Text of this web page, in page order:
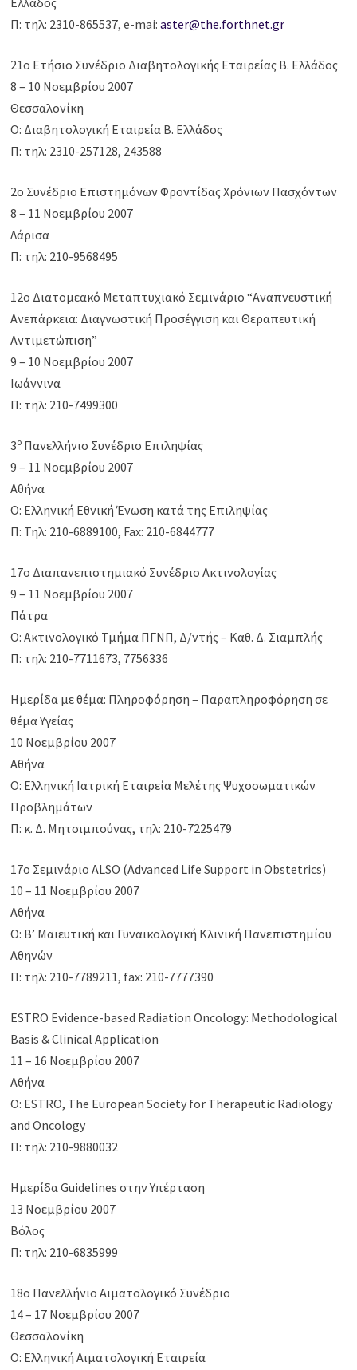
Π: τηλ: 2310-865537, e-mai:aster@the.forthnet.gr
21ο Ετήσιο Συνέδριο Διαβητολογικής Εταιρείας Β. Ελλάδος
8 – 10 Νοεμβρίου 2007
Θεσσαλονίκη
Ο: Διαβητολογική Εταιρεία Β. Ελλάδος
Π: τηλ: 2310-257128, 243588
2ο Συνέδριο Επιστημόνων Φροντίδας Χρόνιων Πασχόντων
8 – 11 Νοεμβρίου 2007
Λάρισα
Π: τηλ: 210-9568495
12ο Διατομεακό Μεταπτυχιακό Σεμινάριο “Αναπνευστική
Ανεπάρκεια: Διαγνωστική Προσέγγιση και Θεραπευτική
Αντιμετώπιση”
9 – 10 Νοεμβρίου 2007
Ιωάννινα
Π: τηλ: 210-7499300
3ο Πανελλήνιο Συνέδριο Επιληψίας
9 – 11 Νοεμβρίου 2007
Αθήνα
Ο: Ελληνική Εθνική Ένωση κατά της Επιληψίας
Π: Τηλ: 210-6889100, Fax: 210-6844777
17o Διαπανεπιστημιακό Συνέδριο Ακτινολογίας
9 – 11 Νοεμβρίου 2007
Πάτρα
Ο: Ακτινολογικό Τμήμα ΠΓΝΠ, Δ/ντής – Καθ. Δ. Σιαμπλής
Π: τηλ: 210-7711673, 7756336
Ημερίδα με θέμα: Πληροφόρηση – Παραπληροφόρηση σε
θέμα Υγείας
10 Νοεμβρίου 2007
Αθήνα
Ο: Ελληνική Ιατρική Εταιρεία Μελέτης Ψυχοσωματικών
Προβλημάτων
Π: κ. Δ. Μητσιμπούνας, τηλ: 210-7225479
17ο Σεμινάριο ALSO (Advanced Life Support in Obstetrics)
10 – 11 Νοεμβρίου 2007
Αθήνα
Ο: Β’ Μαιευτική και Γυναικολογική Κλινική Πανεπιστημίου
Αθηνών
Π: τηλ: 210-7789211, fax: 210-7777390
ESTRO Evidence-based Radiation Oncology: Methodological
Basis & Clinical Application
11 – 16 Νοεμβρίου 2007
Αθήνα
Ο: ESTRO, The European Society for Therapeutic Radiology
and Oncology
Π: τηλ: 210-9880032
Ημερίδα Guidelines στην Υπέρταση
13 Νοεμβρίου 2007
Βόλος
Π: τηλ: 210-6835999
18ο Πανελλήνιο Αιματολογικό Συνέδριο
14 – 17 Νοεμβρίου 2007
Θεσσαλονίκη
Ο: Ελληνική Αιματολογική Εταιρεία